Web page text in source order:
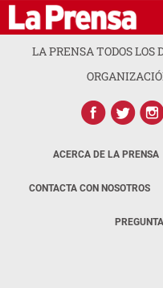
LA PRENSA TODOS LOS
ACERCA DE LA PRENSA
CONTACTA CON NOSOTROS